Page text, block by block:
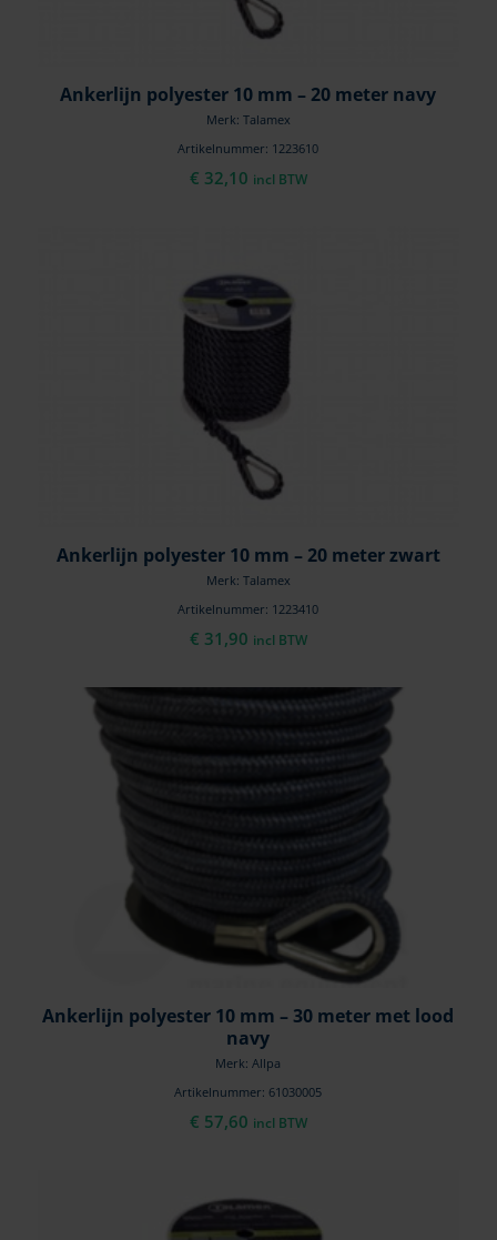
Ankerlijn polyester 10 mm – 20 meter navy
Merk: Talamex
Artikelnummer: 1223610
€ 32,10 incl BTW
Ankerlijn polyester 10 mm – 20 meter zwart
Merk: Talamex
Artikelnummer: 1223410
€ 31,90 incl BTW
Ankerlijn polyester 10 mm – 30 meter met lood
navy
Merk: Allpa
Artikelnummer: 61030005
€ 57,60 incl BTW